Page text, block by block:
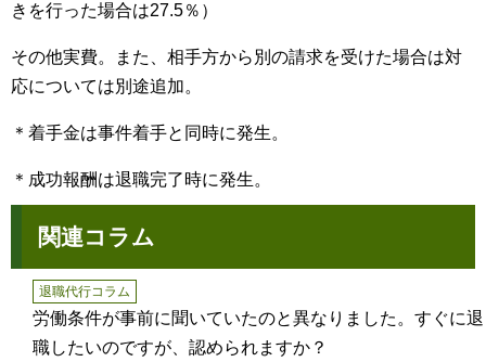
きを行った場合は27.5％）
その他実費。また、相手方から別の請求を受けた場合は対
応については別途追加。
＊着手金は事件着手と同時に発生。
＊成功報酬は退職完了時に発生。
関連コラム
退職代行コラム
労働条件が事前に聞いていたのと異なりました。すぐに退
職したいのですが、認められますか？